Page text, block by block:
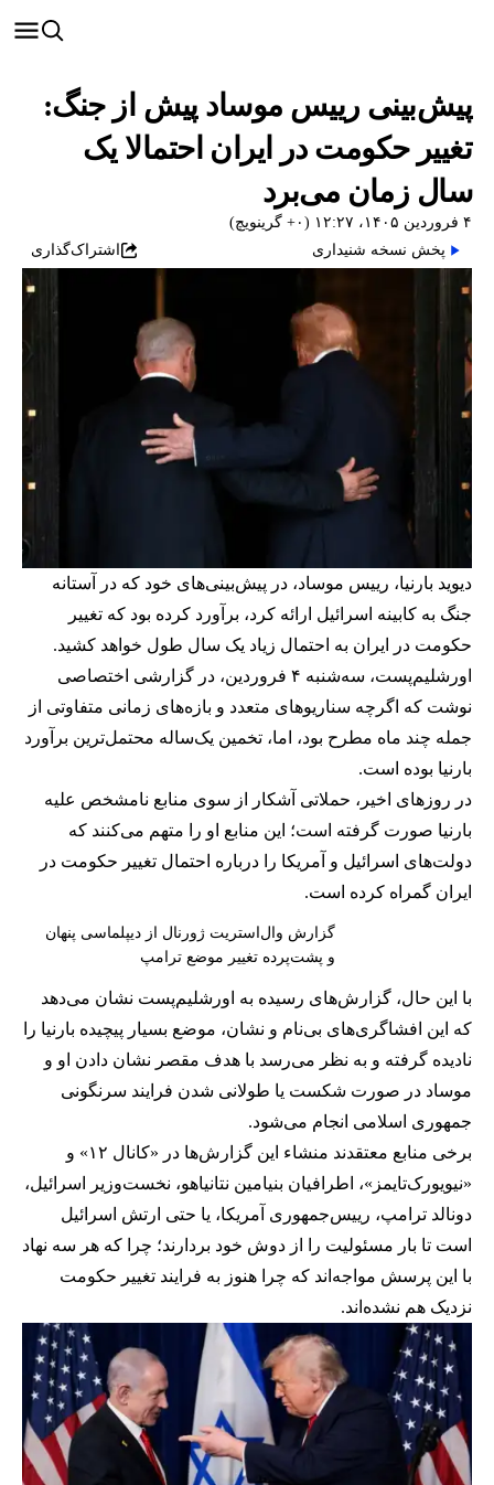
پیش‌بینی رییس موساد پیش از جنگ:
تغییر حکومت در ایران احتمالا یک
سال زمان می‌برد
۴ فروردین ۱۴۰۵، ۱۲:۲۷ (‎+۰ گرینویچ)
پخش نسخه شنیداری
اشتراک‌گذاری
دیوید بارنیا، رییس موساد، در پیش‌بینی‌های خود که در آستانه
جنگ به کابینه اسرائیل ارائه کرد، برآورد کرده بود که تغییر
حکومت در ایران به احتمال زیاد یک سال طول خواهد کشید.
اورشلیم‌پست، سه‌شنبه ۴ فروردین، در گزارشی اختصاصی
نوشت که اگرچه سناریوهای متعدد و بازه‌های زمانی متفاوتی از
جمله چند ماه مطرح بود، اما، تخمین یک‌ساله محتمل‌ترین برآورد
بارنیا بوده است.
در روزهای اخیر، حملاتی آشکار از سوی منابع نامشخص علیه
بارنیا صورت گرفته است؛ این منابع او را متهم می‌کنند که
دولت‌های اسرائیل و آمریکا را درباره احتمال تغییر حکومت در
ایران گمراه کرده است.
گزارش وال‌استریت ژورنال از دیپلماسی پنهان
و پشت‌پرده تغییر موضع ترامپ
با این حال، گزارش‌های رسیده به اورشلیم‌پست نشان می‌دهد
که این افشاگری‌های بی‌نام و نشان، موضع بسیار پیچیده بارنیا را
نادیده گرفته و به نظر می‌رسد با هدف مقصر نشان دادن او و
موساد در صورت شکست یا طولانی شدن فرایند سرنگونی
جمهوری اسلامی انجام می‌شود.
برخی منابع معتقدند منشاء این گزارش‌ها در «کانال ۱۲» و
«نیویورک‌تایمز»، اطرافیان بنیامین نتانیاهو، نخست‌وزیر اسرائیل،
دونالد ترامپ، رییس‌جمهوری آمریکا، یا حتی ارتش اسرائیل
است تا بار مسئولیت را از دوش خود بردارند؛ چرا که هر سه نهاد
با این پرسش مواجه‌اند که چرا هنوز به فرایند تغییر حکومت
نزدیک هم نشده‌اند.